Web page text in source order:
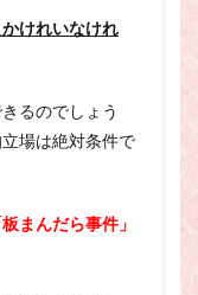
けれいなけれ
るのでしょう
場は絶対条件で
板まんだら事件」